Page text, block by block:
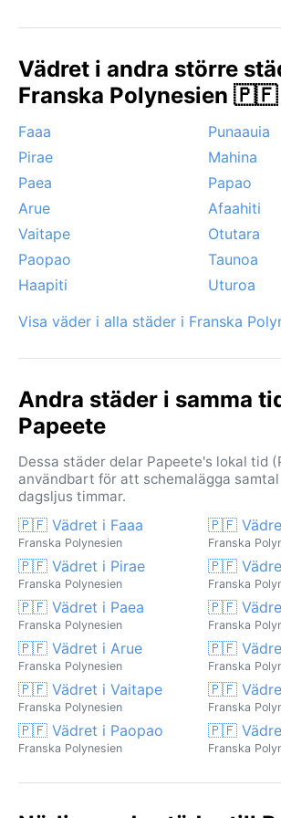
till september, då dagarna är soligare
så kallade ”maramamu” – en svalkande
ibland sveper in och lindrar hettan.
sommarmånaderna, då stormar från
påverka regionen. För den
resenären är Papeete en plats där
ständiga grönska och de tropiska
dynamisk, levande atmosfär.
Vädret i andra större
Franska Polynesien 🇵🇫
Faaa
Punaauia
Pirae
Mahina
Paea
Papao
Arue
Afaahiti
Vaitape
Otutara
Paopao
Taunoa
Haapiti
Uturoa
Visa väder i alla städer i Franska
Andra städer i samma
Papeete
Dessa städer delar Papeete's lokal tid
användbart för att schemalägga
dagsljus timmar.
🇵🇫 Vädret i Faaa
Franska Polynesien
🇵🇫
Franska
🇵🇫 Vädret i Pirae
Franska Polynesien
🇵🇫
Franska
🇵🇫 Vädret i Paea
Franska Polynesien
🇵🇫
Franska
🇵🇫 Vädret i Arue
Franska Polynesien
🇵🇫
Franska
🇵🇫 Vädret i Vaitape
Franska Polynesien
🇵🇫
Franska
🇵🇫 Vädret i Paopao
Franska Polynesien
🇵🇫
Franska